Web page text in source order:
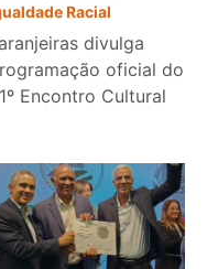
Racial
divulga
oficial do
Encontro Cultural